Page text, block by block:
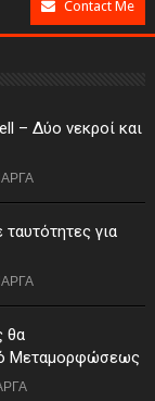
Contact Me
– Δύο νεκροί και
για
θα
Μεταμορφώσεως
5 Αυγούστου